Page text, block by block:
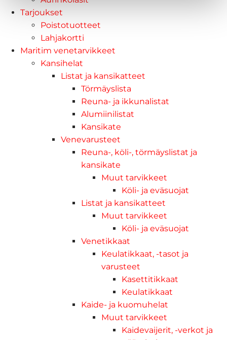
Tarjoukset
Poistotuotteet
Lahjakortti
Maritim venetarvikkeet
Kansihelat
Listat ja kansikatteet
Törmäyslista
Reuna- ja ikkunalistat
Alumiinilistat
Kansikate
Venevarusteet
Reuna-, köli-, törmäyslistat ja
kansikate
Muut tarvikkeet
Köli- ja eväsuojat
Listat ja kansikatteet
Muut tarvikkeet
Köli- ja eväsuojat
Venetikkaat
Keulatikkaat, -tasot ja
varusteet
Kasettitikkaat
Keulatikkaat
Kaide- ja kuomuhelat
Muut tarvikkeet
Kaidevaijerit, -verkot ja